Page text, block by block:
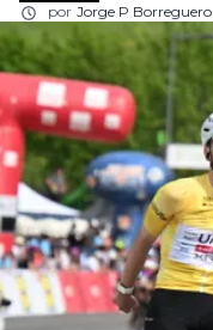
por Jorge P Borreguero